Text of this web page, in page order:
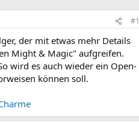
#1
der mit etwas mehr Details
Might & Magic" aufgreifen.
wird es auch wieder ein Open-
können soll.